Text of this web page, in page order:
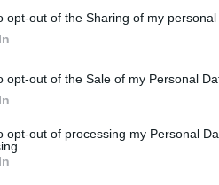
opt-out of the Sharing of my personal
opt-out of the Sale of my Personal
opt-out of processing my Personal
prejemkih občinskih
Velenje
v najem.